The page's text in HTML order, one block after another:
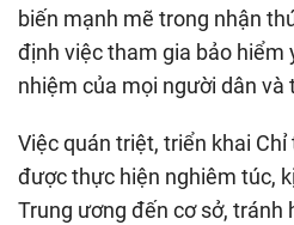
biến mạnh mẽ trong nhận
định việc tham gia bảo hiểm
nhiệm của mọi người dân và
Việc quán triệt, triển khai
được thực hiện nghiêm túc,
Trung ương đến cơ sở, tránh